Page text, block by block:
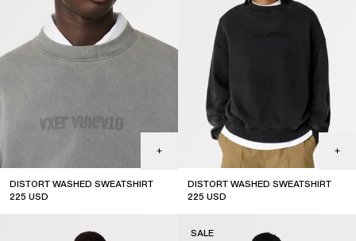
DISTORT WASHED SWEATSHIRT
225 USD
DISTORT WASHED SWEATSHIRT
225 USD
SALE